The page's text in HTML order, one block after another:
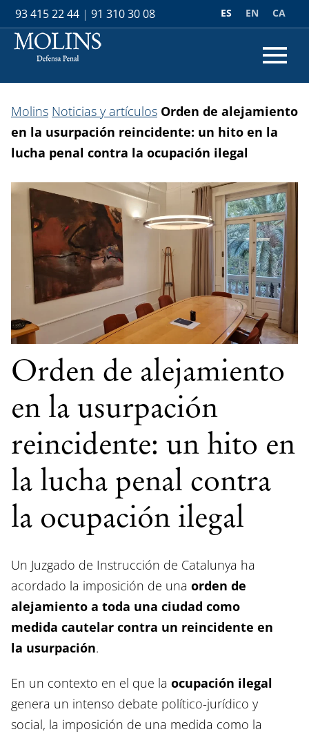
93 415 22 44 | 91 310 30 08 CA
EN
ES
Molins Noticias y artículos Orden de alejamiento
en la usurpación reincidente: un hito en la
lucha penal contra la ocupación ilegal
Orden de alejamiento
en la usurpación
reincidente: un hito en
la lucha penal contra
la ocupación ilegal
Un Juzgado de Instrucción de Catalunya ha
acordado la imposición de una orden de
alejamiento a toda una ciudad como
medida cautelar contra un reincidente en
la usurpación.
En un contexto en el que la ocupación ilegal
genera un intenso debate político-jurídico y
social, la imposición de una medida como la